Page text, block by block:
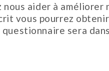
aider à améliorer
vous pourrez
sera